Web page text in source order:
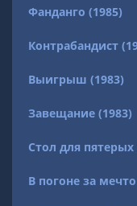
Фанданго (1985)
Контрабандист
Выигрыш (1983)
Завещание (1983)
Стол для пятерых
В погоне за